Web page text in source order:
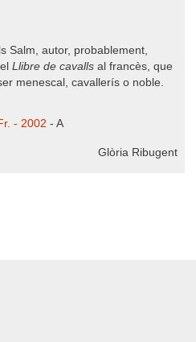
Salm, autor, probablement,
Llibre de cavalls al francès, que
menescal, cavallerís o noble.
- 2002 - A
Glòria Ribugent